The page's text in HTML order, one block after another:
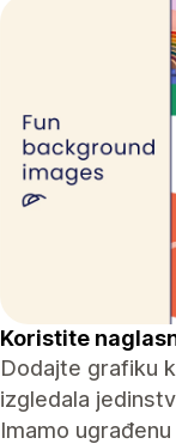
Koristite
Dodajte grafiku
izgledala
Imamo